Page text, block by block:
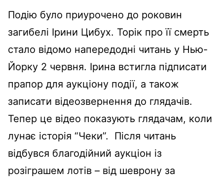
Подію було приурочено до роковин
загибелі Ірини Цибух. Торік про її смерть
стало відомо напередодні читань у Нью-
Йорку 2 червня. Ірина встигла підписати
прапор для аукціону події, а також
записати відеозвернення до глядачів.
Тепер це відео показують глядачам, коли
лунає історія “Чеки”. Після читань
відбувся благодійний аукціон із
розіграшем лотів – від шеврону за